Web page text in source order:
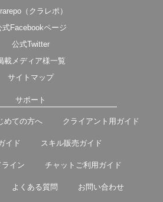
（クラレポ）
式Facebookページ
公式Twitter
載メディア様一覧
サイトマップ
サポート
めての方へ クライアント用ガイド
イド スキル販売ガイド
イン チャットご利用ガイド
よくある質問 お問い合わせ